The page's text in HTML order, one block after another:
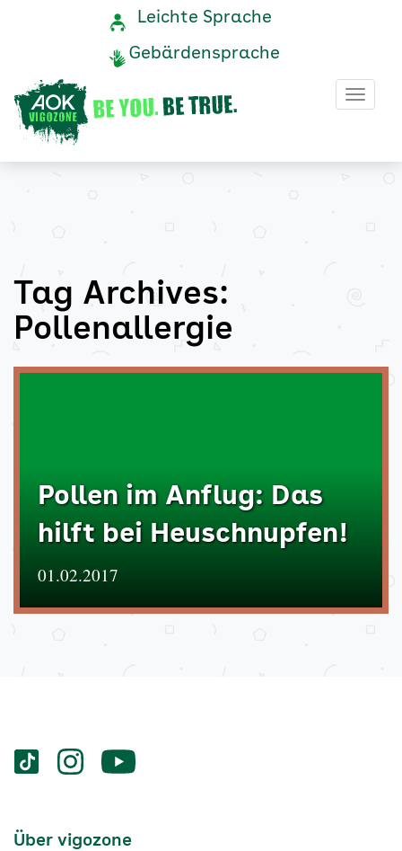
Pollenallergie
Archive
AOK
Vigozone
Navigation
Service-
Leichte Sprache
Gebärdensprache
Tag Archives:
Pollenallergie
Pollen im Anflug: Das
hilft bei Heuschnupfen!
01.02.2017
Services
Social-
vigozone.de
vigozone.devigozone.de
Services-
Über vigozone